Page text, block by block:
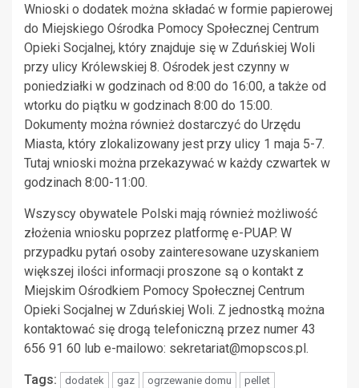
Wnioski o dodatek można składać w formie papierowej
do Miejskiego Ośrodka Pomocy Społecznej Centrum
Opieki Socjalnej, który znajduje się w Zduńskiej Woli
przy ulicy Królewskiej 8. Ośrodek jest czynny w
poniedziałki w godzinach od 8:00 do 16:00, a także od
wtorku do piątku w godzinach 8:00 do 15:00.
Dokumenty można również dostarczyć do Urzędu
Miasta, który zlokalizowany jest przy ulicy 1 maja 5-7.
Tutaj wnioski można przekazywać w każdy czwartek w
godzinach 8:00-11:00.
Wszyscy obywatele Polski mają również możliwość
złożenia wniosku poprzez platformę e-PUAP. W
przypadku pytań osoby zainteresowane uzyskaniem
większej ilości informacji proszone są o kontakt z
Miejskim Ośrodkiem Pomocy Społecznej Centrum
Opieki Socjalnej w Zduńskiej Woli. Z jednostką można
kontaktować się drogą telefoniczną przez numer 43
656 91 60 lub e-mailowo: sekretariat@mopscos.pl.
Tags: dodatek gaz ogrzewanie domu pellet